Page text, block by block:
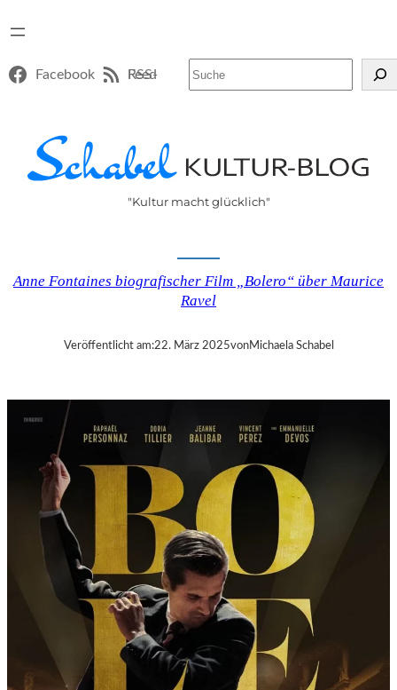
Facebook RSS-Feed
"Kultur macht glücklich"
Anne Fontaines biografischer Film „Bolero“ über Maurice
Ravel
Veröffentlicht am:22. März 2025vonMichaela Schabel